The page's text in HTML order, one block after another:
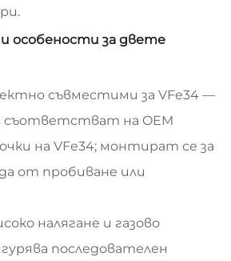
особености за двете
съвместими за VFe34 —
съответстват на OEM
на VFe34; монтират се за
от пробиване или
налягане и газово
последователен